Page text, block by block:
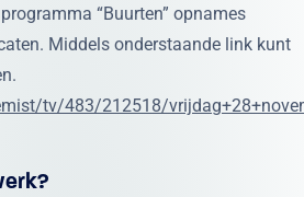
“Buurten” opnames
Middels onderstaande link kunt
tv/483/212518/